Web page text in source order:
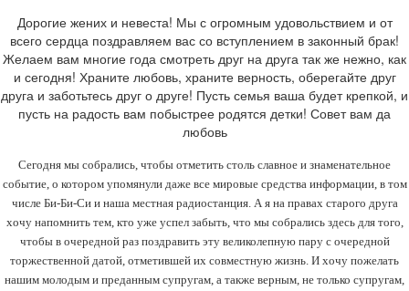
Дорогие жених и невеста! Мы с огромным удовольствием и от
всего сердца поздравляем вас со вступлением в законный брак!
Желаем вам многие года смотреть друг на друга так же нежно, как
и сегодня! Храните любовь, храните верность, оберегайте друг
друга и заботьтесь друг о друге! Пусть семья ваша будет крепкой, и
пусть на радость вам побыстрее родятся детки! Совет вам да
любовь
Сегодня мы собрались, чтобы отметить столь славное и знаменательное
событие, о котором упомянули даже все мировые средства информации, в том
числе Би-Би-Си и наша местная радиостанция. А я на правах старого друга
хочу напомнить тем, кто уже успел забыть, что мы собрались здесь для того,
чтобы в очередной раз поздравить эту великолепную пару с очередной
торжественной датой, отметившей их совместную жизнь. И хочу пожелать
нашим молодым и преданным супругам, а также верным, не только супругам,